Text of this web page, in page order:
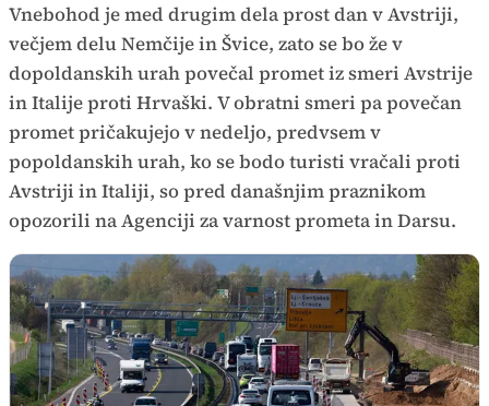
Vnebohod je med drugim dela prost dan v Avstriji,
večjem delu Nemčije in Švice, zato se bo že v
dopoldanskih urah povečal promet iz smeri Avstrije
in Italije proti Hrvaški. V obratni smeri pa povečan
promet pričakujejo v nedeljo, predvsem v
popoldanskih urah, ko se bodo turisti vračali proti
Avstriji in Italiji, so pred današnjim praznikom
opozorili na Agenciji za varnost prometa in Darsu.